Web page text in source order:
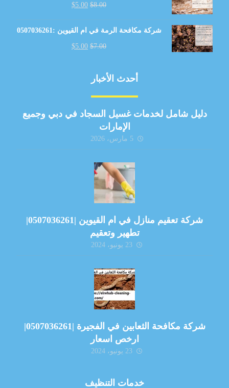
$8.00
$5.00
شركة مكافحة الرمة في ام القيوين :0507036261
$7.00
$5.00
أحدث الأخبار
دليل شامل لخدمات غسيل السجاد في دبي وجميع
الإمارات
5 مارس، 2026
شركة تعقيم منازل في ام القيوين |0507036261|
تطهير وتعقيم
23 يونيو، 2024
شركة مكافحة الثعابين في الفجيرة |0507036261|
ارخص اسعار
23 يونيو، 2024
خدمات التنظيف